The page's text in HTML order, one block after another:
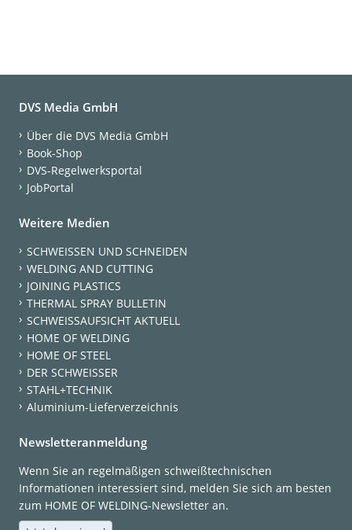
DVS Media GmbH
Über die DVS Media GmbH
Book-Shop
DVS-Regelwerksportal
JobPortal
Weitere Medien
SCHWEISSEN UND SCHNEIDEN
WELDING AND CUTTING
JOINING PLASTICS
THERMAL SPRAY BULLETIN
SCHWEISSAUFSICHT AKTUELL
HOME OF WELDING
HOME OF STEEL
DER SCHWEISSER
STAHL+TECHNIK
Aluminium-Lieferverzeichnis
Newsletteranmeldung
Wenn Sie an regelmäßigen schweißtechnischen
Informationen interessiert sind, melden Sie sich am besten
zum HOME OF WELDING-Newsletter an.